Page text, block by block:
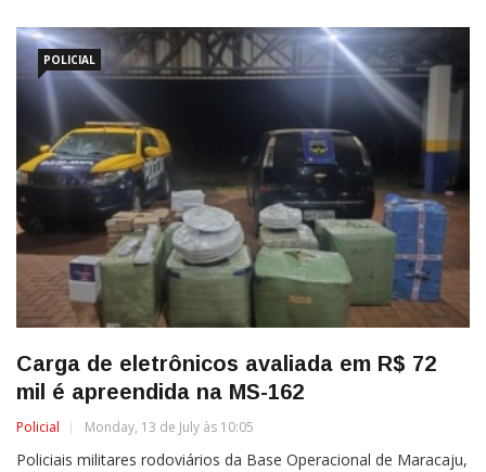
POLICIAL
Carga de eletrônicos avaliada em R$ 72
mil é apreendida na MS-162
Policial Monday, 13 de July às 10:05
Policiais militares rodoviários da Base Operacional de Maracaju,